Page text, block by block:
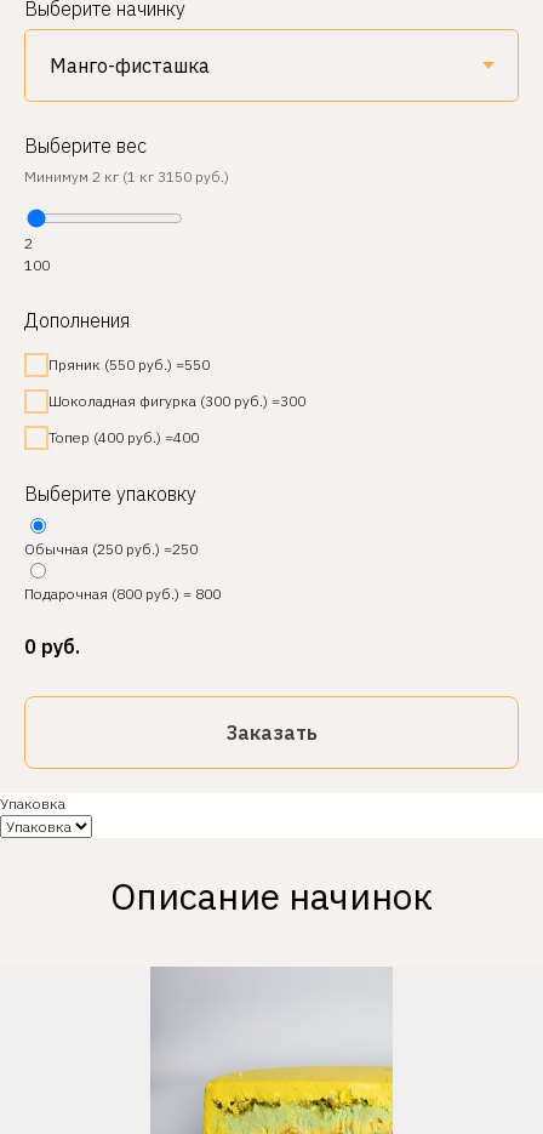
Выберите начинку
Выберите вес
Минимум 2 кг (1 кг 3150 руб.)
2
100
Дополнения
Пряник (550 руб.) =550
Шоколадная фигурка (300 руб.) =300
Топер (400 руб.) =400
Выберите упаковку
Обычная (250 руб.) =250
Подарочная (800 руб.) = 800
0 руб.
Заказать
Упаковка
Описание начинок